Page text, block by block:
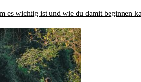
es wichtig ist und wie du damit beginnen